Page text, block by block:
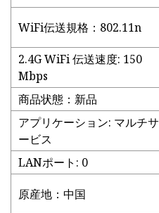
WiFi伝送規格：802.11n
2.4G WiFi 伝送速度: 150
Mbps
商品状態：新品
アプリケーション: マルチサ
ービス
LANポート: 0
原産地：中国